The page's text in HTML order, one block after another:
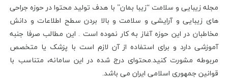
مجله زیبایی و سلامت “زیبا بمان” با هدف تولید محتوا در حوزه جراحی
های زیبایی و آرایشی و سلامت و بالا بردن سطح اطلاعات و دانش
مخاطبان در این حوزه آغاز به کار نموده است . این مطالب صرفا جنبه
آموزشی دارد و برای استفاده از آن لازم است با پزشک یا متخصص
مربوطه مشورت کنید.محتوای درج شده در این سامانه، متناسب با
قوانین جمهوری اسلامی ایران می باشد.